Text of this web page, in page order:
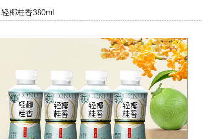
轻椰桂香380ml